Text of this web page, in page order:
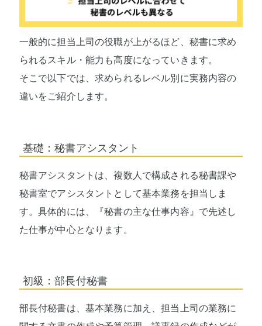
一般的に担当上司の役職が上がるほど、秘書に求め
られるスキル・能力も高度になっていきます。
そこで以下では、求められるレベル別に実務内容の
違いをご紹介します。
基礎：秘書アシスタント
秘書アシスタントは、複数人で構成される秘書課や
秘書室でアシスタントとして基本業務を担当しま
す。具体的には、『秘書の主な仕事内容』で先述し
た仕事が中心となります。
初級：部長付秘書
部長付秘書は、基本業務に加え、担当上司の業務に